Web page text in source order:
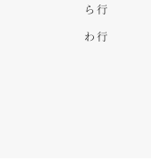
ら行
わ行